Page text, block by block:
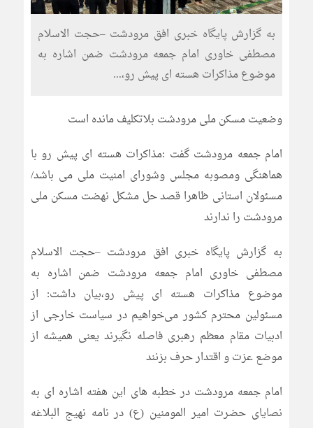
به گزارش پایگاه خبری افق مرودشت –حجت الاسلام
مصطفی خاوری امام جمعه مرودشت ضمن اشاره به
موضوع مذاکرات هسته ای پیش رو،...
وضعیت مسکن ملی مرودشت بلاتکلیف مانده است
امام جمعه مرودشت گفت :مذاکرات هسته ای پیش رو با
هماهنگی ومصوبه مجلس وشورای امنیت ملی می باشد/
مسئولان استانی ظاهرا قصد حل مشکل نهضت مسکن ملی
مرودشت را ندارند
به گزارش پایگاه خبری افق مرودشت –حجت الاسلام
مصطفی خاوری امام جمعه مرودشت ضمن اشاره به
موضوع مذاکرات هسته ای پیش رو،بیان داشت: از
مسئولین محترم کشور می‌خواهیم در سیاست خارجی از
ادبیات مقام معظم رهبری فاصله نگیرند یعنی همیشه از
موضع عزت و اقتدار حرف بزنند
امام جمعه مرودشت در خطبه های این هفته اشاره ای به
نصایای حضرت امیر المومنین (ع) در نامه نهیج البلاغه